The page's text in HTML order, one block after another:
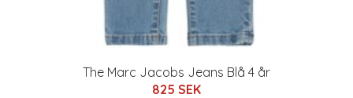
The Marc Jacobs Jeans Blå 4 år
825 SEK